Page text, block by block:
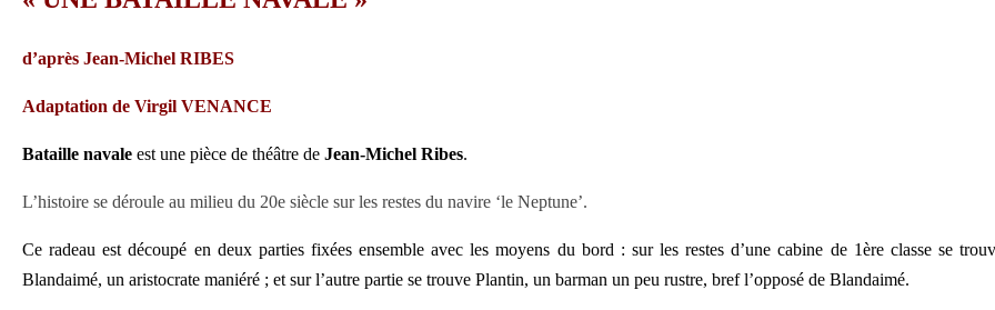
d’après Jean-Michel RIBES
Adaptation de Virgil VENANCE
Bataille navale est une pièce de théâtre de Jean-Michel Ribes.
L’histoire se déroule au milieu du 20e siècle sur les restes du navire ‘le Neptune’.
Ce radeau est découpé en deux parties fixées ensemble avec les moyens du bord : sur les restes d’une cabine de 1ère classe se
Blandaimé, un aristocrate maniéré ; et sur l’autre partie se trouve Plantin, un barman un peu rustre, bref l’opposé de Blandaimé.